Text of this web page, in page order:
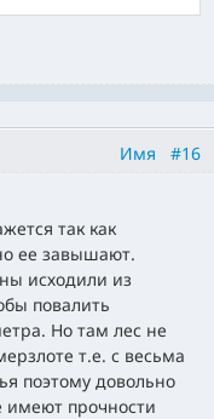
Имя #16
так как
ее завышают.
исходили из
повалить
Но там лес не
т.е. с весьма
поэтому довольно
имеют прочности